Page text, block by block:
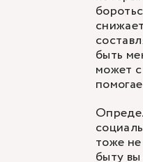
быть
может
тоже
быту